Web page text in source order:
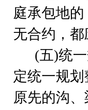
庭承包地
无合约，
(五)统
定统一规
原先的沟